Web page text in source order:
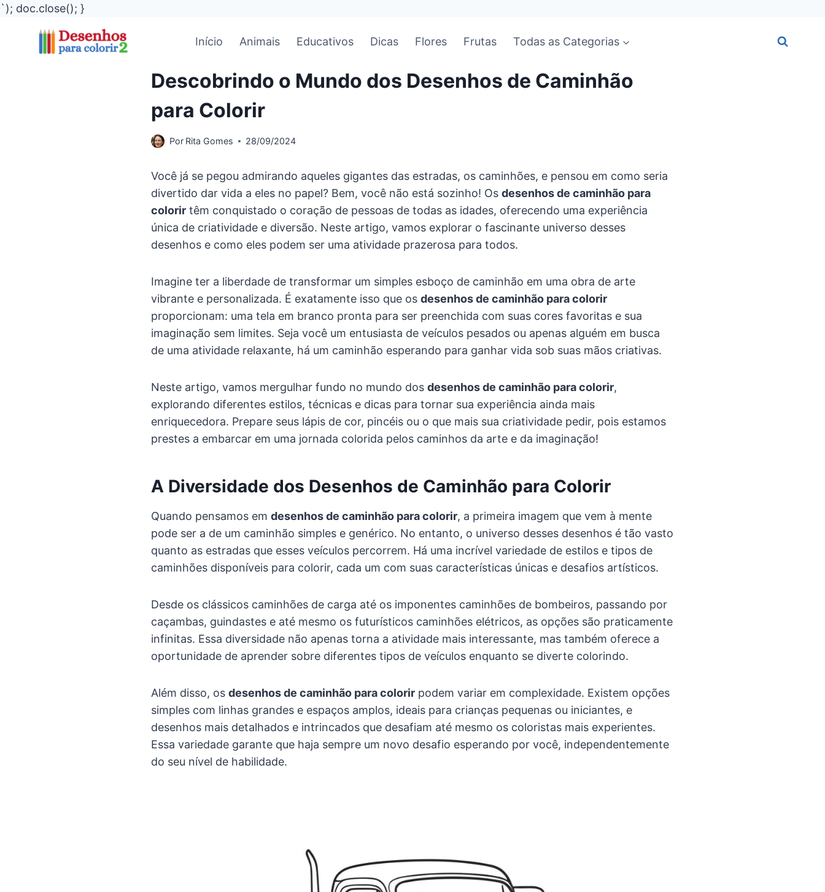
`); doc.close(); }
Início Animais Educativos Dicas Flores Frutas Todas as Categorias
Descobrindo o Mundo dos Desenhos de Caminhão
para Colorir
Por Rita Gomes 28/09/2024
Você já se pegou admirando aqueles gigantes das estradas, os caminhões, e pensou em como seria
divertido dar vida a eles no papel? Bem, você não está sozinho! Os desenhos de caminhão para
colorir têm conquistado o coração de pessoas de todas as idades, oferecendo uma experiência
única de criatividade e diversão. Neste artigo, vamos explorar o fascinante universo desses
desenhos e como eles podem ser uma atividade prazerosa para todos.
Imagine ter a liberdade de transformar um simples esboço de caminhão em uma obra de arte
vibrante e personalizada. É exatamente isso que os desenhos de caminhão para colorir
proporcionam: uma tela em branco pronta para ser preenchida com suas cores favoritas e sua
imaginação sem limites. Seja você um entusiasta de veículos pesados ou apenas alguém em busca
de uma atividade relaxante, há um caminhão esperando para ganhar vida sob suas mãos criativas.
Neste artigo, vamos mergulhar fundo no mundo dos desenhos de caminhão para colorir,
explorando diferentes estilos, técnicas e dicas para tornar sua experiência ainda mais
enriquecedora. Prepare seus lápis de cor, pincéis ou o que mais sua criatividade pedir, pois estamos
prestes a embarcar em uma jornada colorida pelos caminhos da arte e da imaginação!
A Diversidade dos Desenhos de Caminhão para Colorir
Quando pensamos em desenhos de caminhão para colorir, a primeira imagem que vem à mente
pode ser a de um caminhão simples e genérico. No entanto, o universo desses desenhos é tão vasto
quanto as estradas que esses veículos percorrem. Há uma incrível variedade de estilos e tipos de
caminhões disponíveis para colorir, cada um com suas características únicas e desafios artísticos.
Desde os clássicos caminhões de carga até os imponentes caminhões de bombeiros, passando por
caçambas, guindastes e até mesmo os futurísticos caminhões elétricos, as opções são praticamente
infinitas. Essa diversidade não apenas torna a atividade mais interessante, mas também oferece a
oportunidade de aprender sobre diferentes tipos de veículos enquanto se diverte colorindo.
Além disso, os desenhos de caminhão para colorir podem variar em complexidade. Existem opções
simples com linhas grandes e espaços amplos, ideais para crianças pequenas ou iniciantes, e
desenhos mais detalhados e intrincados que desafiam até mesmo os coloristas mais experientes.
Essa variedade garante que haja sempre um novo desafio esperando por você, independentemente
do seu nível de habilidade.